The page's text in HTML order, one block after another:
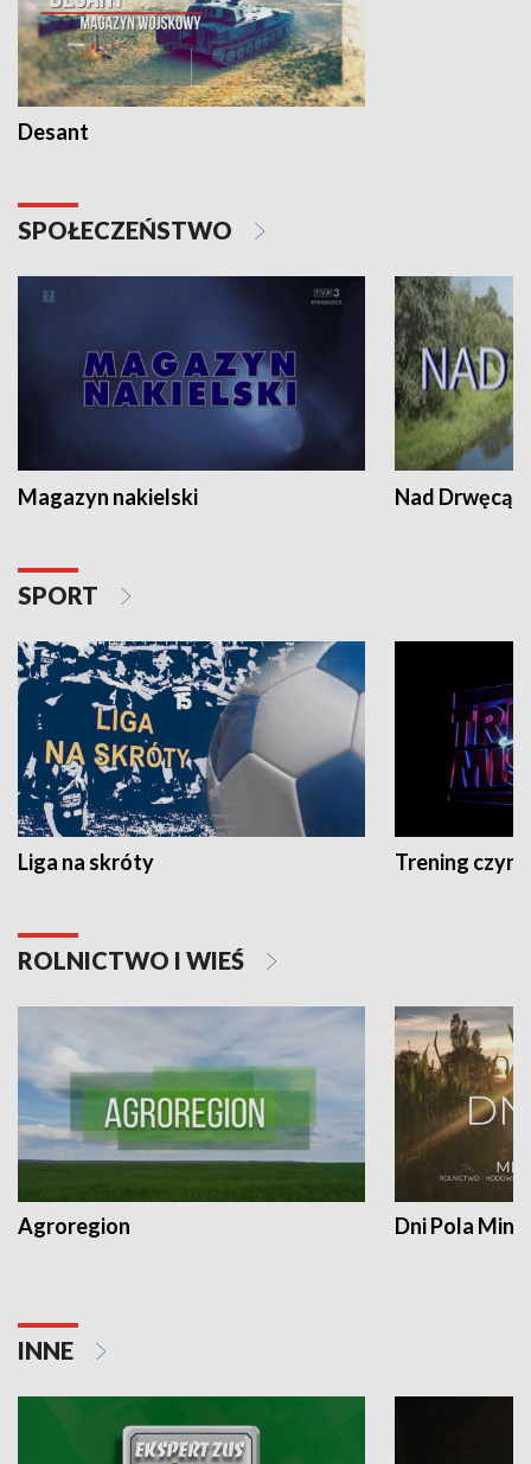
Desant
SPOŁECZEŃSTWO
Magazyn nakielski Nad Drwęcą
SPORT
Liga na skróty Trening czyni
ROLNICTWO I WIEŚ
Agroregion Dni Pola
INNE